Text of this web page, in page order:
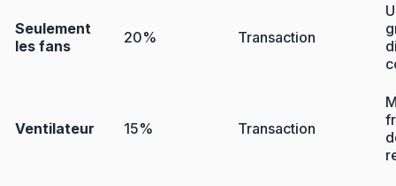
Seulement
les fans
20% Transaction
Ventilateur 15% Transaction